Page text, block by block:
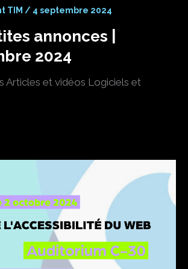
TIM / 4 septembre 2024
annonces |
2024
Articles et vidéos Logiciels et